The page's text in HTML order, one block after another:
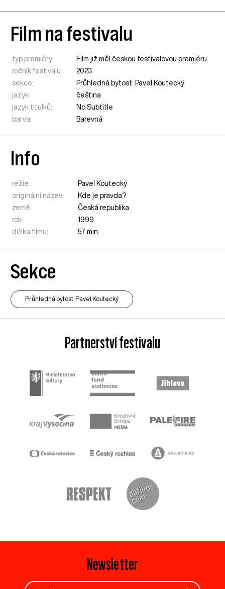
Film na festivalu
typ premiéry:
Film již měl českou festivalovou premiéru.
ročník festivalu:
2023
sekce:
Průhledná bytost: Pavel Koutecký
jazyk:
čeština
jazyk titulků:
No Subtitle
barva:
Barevná
Info
režie:
Pavel Koutecký
originální název:
Kde je pravda?
země:
Česká republika
rok:
1999
délka filmu:
57 min.
Sekce
Průhledná bytost: Pavel Koutecký
Partnerství festivalu
Newsletter